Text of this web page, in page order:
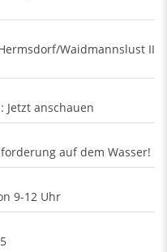
Waidmannslust II
Jetzt anschauen
auf dem Wasser!
9-12 Uhr